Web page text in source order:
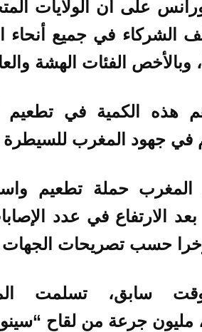
على أن الولايات
الشركاء في جميع أنحاء
وبالأخص الفئات الهشة
جهود المغرب للسيطرة
المغرب حملة تطعيم
الارتفاع في عدد
حسب تصريحات الجهات
سابق، تسلمت
مليون جرعة من لقاح